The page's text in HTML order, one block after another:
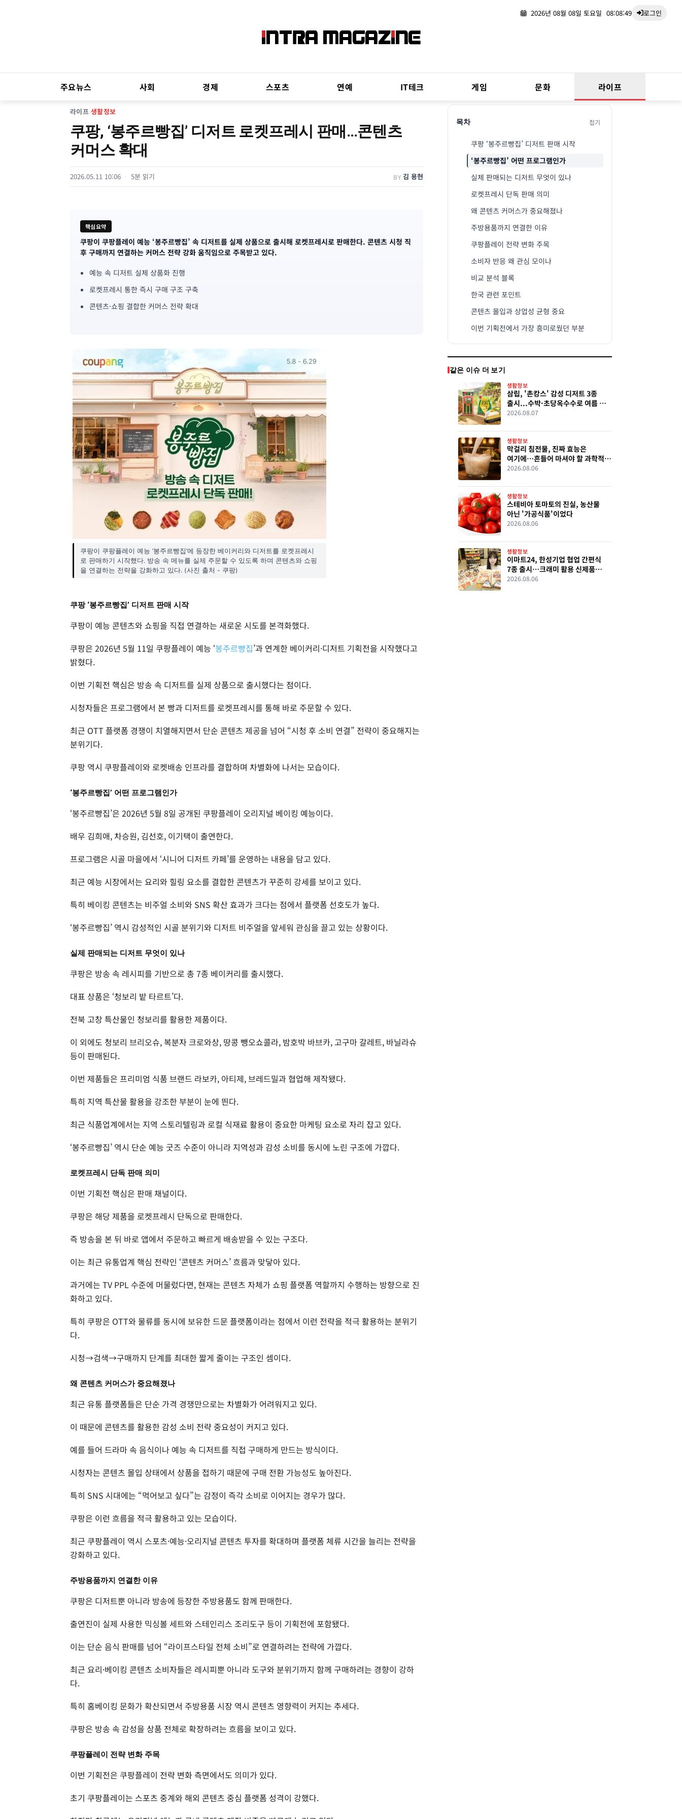
2026년 08월 08일 토요일 08:08:50 로그인
주요뉴스 사회 경제 스포츠 연예 IT테크 게임 문화 라이프
라이프›생활정보
쿠팡, ‘봉주르빵집’ 디저트 로켓프레시 판매…콘텐츠
커머스 확대
2026.05.11 10:06 5분 읽기 BY 김 용현
핵심요약
기
심
쿠팡이 쿠팡플레이 예능 ‘봉주르빵집’ 속 디저트를 실제 상품으로 출시해 로켓프레시로 판매한다. 콘텐츠 시청 직
후 구매까지 연결하는 커머스 전략 강화 움직임으로 주목받고 있다.
예능 속 디저트 실제 상품화 진행
로켓프레시 통한 즉시 구매 구조 구축
콘텐츠·쇼핑 결합한 커머스 전략 확대
쿠팡이 쿠팡플레이 예능 ‘봉주르빵집’에 등장한 베이커리와 디저트를 로켓프레시
로 판매하기 시작했다. 방송 속 메뉴를 실제 주문할 수 있도록 하며 콘텐츠와 쇼핑
을 연결하는 전략을 강화하고 있다. (사진 출처 - 쿠팡)
쿠팡 ‘봉주르빵집’ 디저트 판매 시작
쿠팡이 예능 콘텐츠와 쇼핑을 직접 연결하는 새로운 시도를 본격화했다.
쿠팡은 2026년 5월 11일 쿠팡플레이 예능 ‘봉주르빵집’과 연계한 베이커리·디저트 기획전을 시작했다고
밝혔다.
이번 기획전 핵심은 방송 속 디저트를 실제 상품으로 출시했다는 점이다.
시청자들은 프로그램에서 본 빵과 디저트를 로켓프레시를 통해 바로 주문할 수 있다.
최근 OTT 플랫폼 경쟁이 치열해지면서 단순 콘텐츠 제공을 넘어 “시청 후 소비 연결” 전략이 중요해지는
분위기다.
쿠팡 역시 쿠팡플레이와 로켓배송 인프라를 결합하며 차별화에 나서는 모습이다.
‘봉주르빵집’ 어떤 프로그램인가
‘봉주르빵집’은 2026년 5월 8일 공개된 쿠팡플레이 오리지널 베이킹 예능이다.
배우 김희애, 차승원, 김선호, 이기택이 출연한다.
프로그램은 시골 마을에서 ‘시니어 디저트 카페’를 운영하는 내용을 담고 있다.
최근 예능 시장에서는 요리와 힐링 요소를 결합한 콘텐츠가 꾸준히 강세를 보이고 있다.
특히 베이킹 콘텐츠는 비주얼 소비와 SNS 확산 효과가 크다는 점에서 플랫폼 선호도가 높다.
‘봉주르빵집’ 역시 감성적인 시골 분위기와 디저트 비주얼을 앞세워 관심을 끌고 있는 상황이다.
실제 판매되는 디저트 무엇이 있나
쿠팡은 방송 속 레시피를 기반으로 총 7종 베이커리를 출시했다.
대표 상품은 ‘청보리 밭 타르트’다.
전북 고창 특산물인 청보리를 활용한 제품이다.
이 외에도 청보리 브리오슈, 복분자 크로와상, 땅콩 뺑오쇼콜라, 밤호박 바브카, 고구마 갈레트, 바닐라슈
등이 판매된다.
이번 제품들은 프리미엄 식품 브랜드 라보카, 아티제, 브레드밀과 협업해 제작됐다.
특히 지역 특산물 활용을 강조한 부분이 눈에 띈다.
최근 식품업계에서는 지역 스토리텔링과 로컬 식재료 활용이 중요한 마케팅 요소로 자리 잡고 있다.
‘봉주르빵집’ 역시 단순 예능 굿즈 수준이 아니라 지역성과 감성 소비를 동시에 노린 구조에 가깝다.
로켓프레시 단독 판매 의미
이번 기획전 핵심은 판매 채널이다.
쿠팡은 해당 제품을 로켓프레시 단독으로 판매한다.
즉 방송을 본 뒤 바로 앱에서 주문하고 빠르게 배송받을 수 있는 구조다.
이는 최근 유통업계 핵심 전략인 ‘콘텐츠 커머스’ 흐름과 맞닿아 있다.
과거에는 TV PPL 수준에 머물렀다면, 현재는 콘텐츠 자체가 쇼핑 플랫폼 역할까지 수행하는 방향으로 진
화하고 있다.
특히 쿠팡은 OTT와 물류를 동시에 보유한 드문 플랫폼이라는 점에서 이런 전략을 적극 활용하는 분위기
다.
시청→검색→구매까지 단계를 최대한 짧게 줄이는 구조인 셈이다.
왜 콘텐츠 커머스가 중요해졌나
최근 유통 플랫폼들은 단순 가격 경쟁만으로는 차별화가 어려워지고 있다.
이 때문에 콘텐츠를 활용한 감성 소비 전략 중요성이 커지고 있다.
예를 들어 드라마 속 음식이나 예능 속 디저트를 직접 구매하게 만드는 방식이다.
시청자는 콘텐츠 몰입 상태에서 상품을 접하기 때문에 구매 전환 가능성도 높아진다.
특히 SNS 시대에는 “먹어보고 싶다”는 감정이 즉각 소비로 이어지는 경우가 많다.
쿠팡은 이런 흐름을 적극 활용하고 있는 모습이다.
최근 쿠팡플레이 역시 스포츠·예능·오리지널 콘텐츠 투자를 확대하며 플랫폼 체류 시간을 늘리는 전략을
강화하고 있다.
주방용품까지 연결한 이유
쿠팡은 디저트뿐 아니라 방송에 등장한 주방용품도 함께 판매한다.
출연진이 실제 사용한 믹싱볼 세트와 스테인리스 조리도구 등이 기획전에 포함됐다.
이는 단순 음식 판매를 넘어 “라이프스타일 전체 소비”로 연결하려는 전략에 가깝다.
최근 요리·베이킹 콘텐츠 소비자들은 레시피뿐 아니라 도구와 분위기까지 함께 구매하려는 경향이 강하
다.
특히 홈베이킹 문화가 확산되면서 주방용품 시장 역시 콘텐츠 영향력이 커지는 추세다.
쿠팡은 방송 속 감성을 상품 전체로 확장하려는 흐름을 보이고 있다.
쿠팡플레이 전략 변화 주목
이번 기획전은 쿠팡플레이 전략 변화 측면에서도 의미가 있다.
초기 쿠팡플레이는 스포츠 중계와 해외 콘텐츠 중심 플랫폼 성격이 강했다.
목차 접기
쿠팡 ‘봉주르빵집’ 디저트 판매 시작
‘봉주르빵집’ 어떤 프로그램인가
실제 판매되는 디저트 무엇이 있나
로켓프레시 단독 판매 의미
왜 콘텐츠 커머스가 중요해졌나
주방용품까지 연결한 이유
쿠팡플레이 전략 변화 주목
소비자 반응 왜 관심 모이나
비교 분석 블록
한국 관련 포인트
콘텐츠 몰입과 상업성 균형 중요
이번 기획전에서 가장 흥미로웠던 부분
같은 이슈 더 보기
생활정보
삼립, '촌캉스' 감성 디저트 3종
출시...수박·초당옥수수로 여름 맛
살렸다
2026.08.07
생활정보
막걸리 침전물, 진짜 효능은
여기에…흔들어 마셔야 할 과학적
이유
2026.08.06
생활정보
스테비아 토마토의 진실, 농산물
아닌 '가공식품'이었다
2026.08.06
생활정보
이마트24, 한성기업 협업 간편식
7종 출시…크래미 활용 신제품
선보인다
2026.08.06